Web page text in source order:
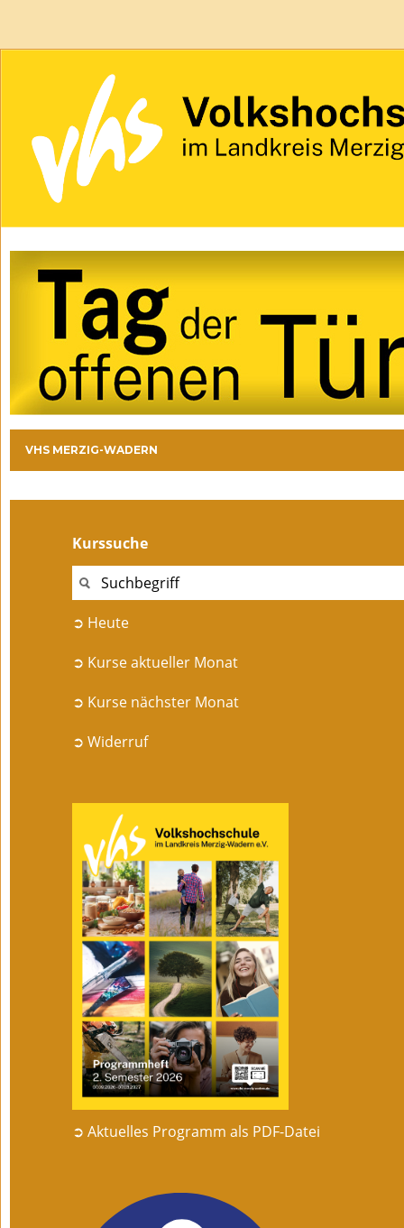
VHS MERZIG-WADERN
Kurssuche
➲ Heute
➲ Kurse aktueller Monat
➲ Kurse nächster Monat
➲ Widerruf
➲ Aktuelles Programm als PDF-Datei